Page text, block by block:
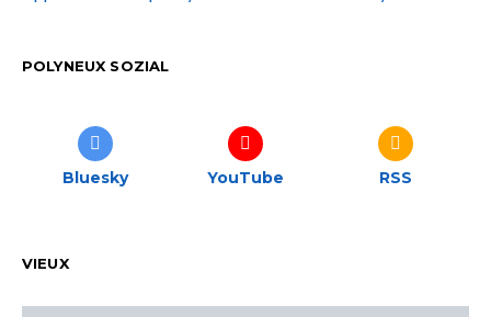
POLYNEUX SOZIAL
Bluesky YouTube RSS
VIEUX